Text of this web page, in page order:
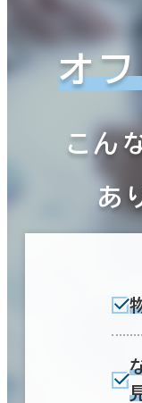
オ
こん
あ